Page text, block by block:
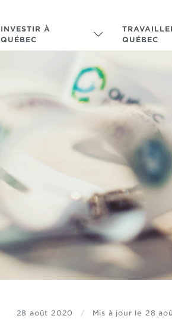
INVESTIR À
QUÉBEC
QUÉBEC
28 août 2020 / Mis à jour le 28